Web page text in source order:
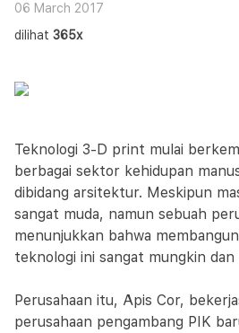
06 March 2017
dilihat 365x
Teknologi 3-D print mulai
berbagai sektor kehidupan
dibidang arsitektur. Meskipun
sangat muda, namun sebuah
menunjukkan bahwa
teknologi ini sangat mungkin dan
Perusahaan itu, Apis Cor,
perusahaan pengambang PIK